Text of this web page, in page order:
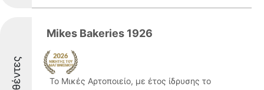
Mikes Bakeries 1926
Το Μικές Αρτοποιείο, με έτος ίδρυσης το